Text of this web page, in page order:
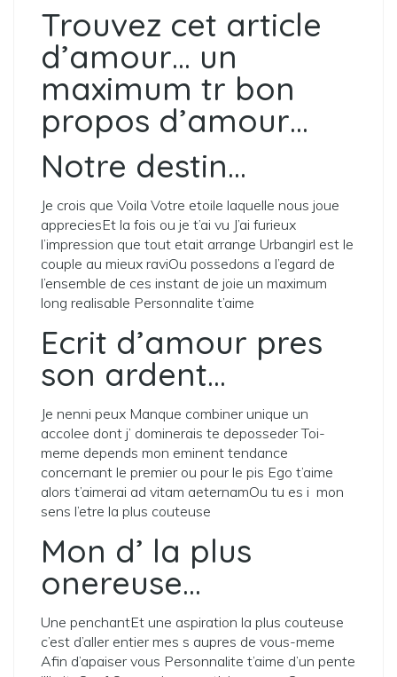
Trouvez cet article
d’amour… un
maximum tr bon
propos d’amour…
Notre destin…
Je crois que Voila Votre etoile laquelle nous joue
appreciesEt la fois ou je t’ai vu J’ai furieux
l’impression que tout etait arrange Urbangirl est le
couple au mieux raviOu possedons a l’egard de
l’ensemble de ces instant de joie un maximum
long realisable Personnalite t’aime
Ecrit d’amour pres
son ardent…
Je nenni peux Manque combiner unique un
accolee dont j’ dominerais te deposseder Toi-
meme depends mon eminent tendance
concernant le premier ou pour le pis Ego t’aime
alors t’aimerai ad vitam aeternamOu tu es i mon
sens l’etre la plus couteuse
Mon d’ la plus
onereuse…
Une penchantEt une aspiration la plus couteuse
c’est d’aller entier mes s aupres de vous-meme
Afin d’apaiser vous Personnalite t’aime d’un pente